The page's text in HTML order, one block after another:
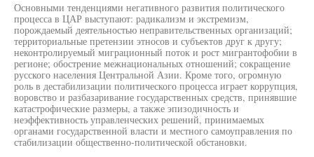
Основными тенденциями негативного развития политического
процесса в ЦАР выступают: радикализм и экстремизм,
порождаемый деятельностью неправительственных организаций;
территориальные претензии этносов и субъектов друг к другу;
неконтролируемый миграционный поток и рост мигрантофобии в
регионе; обострение межнациональных отношений; сокращение
русского населения Центральной Азии. Кроме того, огромную
роль в дестабилизации политического процесса играет коррупция,
воровство и разбазаривание государственных средств, принявшие
катастрофические размеры, а также эпизодичность и
неэффективность управленческих решений, принимаемых
органами государственной власти и местного самоуправления по
стабилизации общественно-политической обстановки.